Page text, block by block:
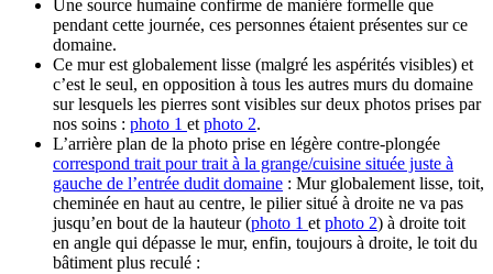
Une source humaine confirme de manière formelle que
pendant cette journée, ces personnes étaient présentes sur ce
domaine.
Ce mur est globalement lisse (malgré les aspérités visibles) et
c’est le seul, en opposition à tous les autres murs du domaine
sur lesquels les pierres sont visibles sur deux photos prises par
nos soins : photo 1 et photo 2.
L’arrière plan de la photo prise en légère contre-plongée
correspond trait pour trait à la grange/cuisine située juste à
gauche de l’entrée dudit domaine : Mur globalement lisse, toit,
cheminée en haut au centre, le pilier situé à droite ne va pas
jusqu’en bout de la hauteur (photo 1 et photo 2) à droite toit
en angle qui dépasse le mur, enfin, toujours à droite, le toit du
bâtiment plus reculé :